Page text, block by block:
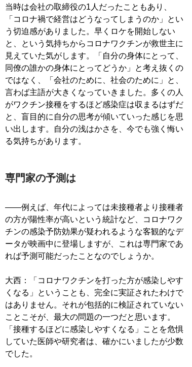
当時は会社の取締役の1人だったこともあり、
「コロナ禍で経営はどうなってしまうのか」とい
う切迫感がありました。早くロケを開始しない
と、という気持ちからコロナワクチンが救世主に
見えていた気がします。「自分の身体にとって、
同僚の誰かの身体にとってどうか」と考え抜くの
ではなく、「会社のために、社会のために」と、
言わば主語が大きくなっていきました。多くの人
がワクチン接種をするほど感染症は収まるはずだ
と、盲目的に自分の思考が傾いていった感じを思
い出します。自分の浅はかさを、今でも強く悔い
る気持ちがあります。
専門家の予測は
――例えば、年代によっては未接種者より接種者
の方が陽性率が高いという統計など、コロナワク
チンの感染予防効果が疑われるような客観的なデ
ータが映画中に登場しますが、これは専門家であ
れば予測可能だったことなのでしょうか。
大西：「コロナワクチンを打った方が感染しやす
くなる」ということも、完全に実証されたわけで
はありません。それが包括的に検証されていない
ことこそが、最大の問題の一つだと思います。
「接種するほどに感染しやすくなる」ことを危惧
していた医師や研究者は、確かにいましたが少数
でした。